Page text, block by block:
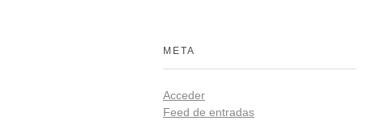
META
Acceder
Feed de entradas